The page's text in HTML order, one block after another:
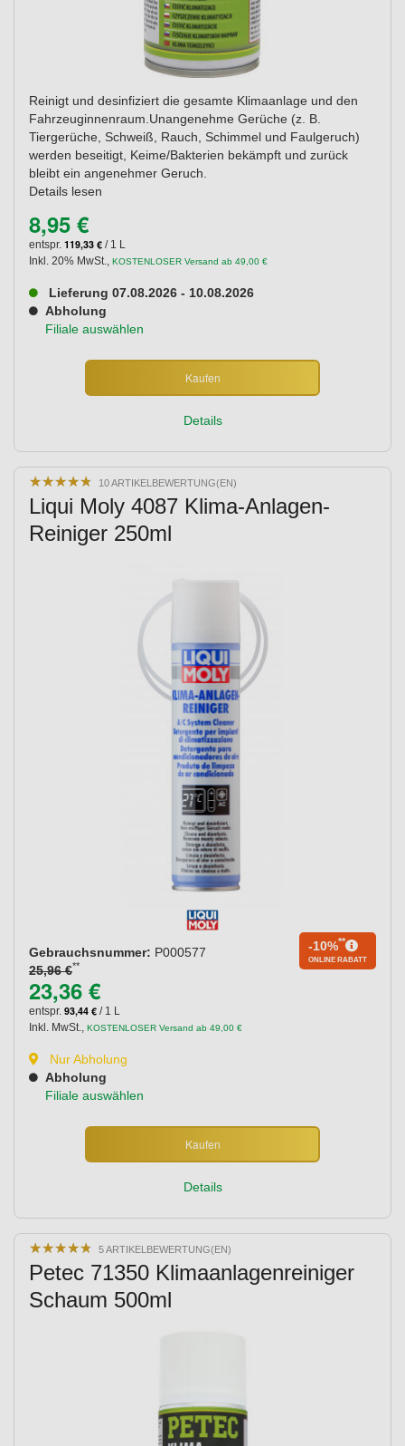
Reinigt und desinfiziert die gesamte Klimaanlage und den
Fahrzeuginnenraum.Unangenehme Gerüche (z. B.
Tiergerüche, Schweiß, Rauch, Schimmel und Faulgeruch)
werden beseitigt, Keime/Bakterien bekämpft und zurück
bleibt ein angenehmer Geruch.
Details lesen
8,95 €
entspr. 119,33 € / 1 L
Inkl. 20% MwSt., KOSTENLOSER Versand ab 49,00 €
Lieferung 07.08.2026 - 10.08.2026
Abholung
Filiale auswählen
Kaufen
Details
★★★★★
★★★★★ 10 ARTIKELBEWERTUNG(EN)
Liqui Moly 4087 Klima-Anlagen-
Reiniger 250ml
Gebrauchsnummer: P000577
25,96 €**
-10%**
ONLINE RABATT
23,36 €
entspr. 93,44 € / 1 L
Inkl. MwSt.
KOSTENLOSER Versand ab 49,00 €
Nur Abholung
Abholung
Filiale auswählen
Kaufen
Details
★★★★★
★★★★★ 5 ARTIKELBEWERTUNG(EN)
Petec 71350 Klimaanlagenreiniger
Schaum 500ml